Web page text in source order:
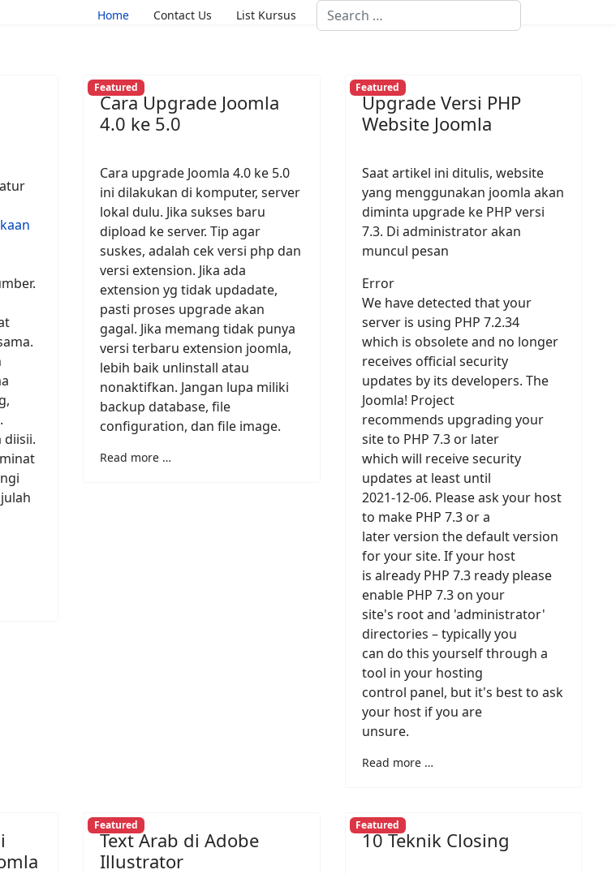
Home Contact Us List Kursus Search
diisii.
Featured
Cara Upgrade Joomla
4.0 ke 5.0
Cara upgrade Joomla 4.0 ke 5.0
ini dilakukan di komputer, server
lokal dulu. Jika sukses baru
dipload ke server. Tip agar
suskes, adalah cek versi php dan
versi extension. Jika ada
extension yg tidak updadate,
pasti proses upgrade akan
gagal. Jika memang tidak punya
versi terbaru extension joomla,
lebih baik unlinstall atau
nonaktifkan. Jangan lupa miliki
backup database, file
configuration, dan file image.
Read more …
Featured
Upgrade Versi PHP
Website Joomla
Saat artikel ini ditulis, website
yang menggunakan joomla akan
diminta upgrade ke PHP versi
7.3. Di administrator akan
muncul pesan
Error
We have detected that your
server is using PHP 7.2.34
which is obsolete and no longer
receives official security
updates by its developers. The
Joomla! Project
recommends upgrading your
site to PHP 7.3 or later
which will receive security
updates at least until
2021-12-06. Please ask your host
to make PHP 7.3 or a
later version the default version
for your site. If your host
is already PHP 7.3 ready please
enable PHP 7.3 on your
site's root and 'administrator'
directories – typically you
can do this yourself through a
tool in your hosting
control panel, but it's best to ask
your host if you are
unsure.
Read more …
Featured
Text Arab di Adobe
Illustrator
Featured
10 Teknik Closing